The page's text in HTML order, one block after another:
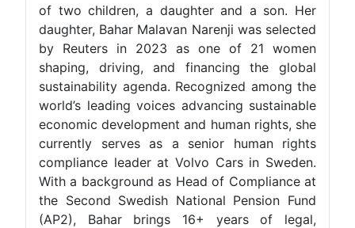
of two children, a daughter and a son. Her
daughter, Bahar Malavan Narenji was selected
by Reuters in 2023 as one of 21 women
shaping, driving, and financing the global
sustainability agenda. Recognized among the
world’s leading voices advancing sustainable
economic development and human rights, she
currently serves as a senior human rights
compliance leader at Volvo Cars in Sweden.
With a background as Head of Compliance at
the Second Swedish National Pension Fund
(AP2), Bahar brings 16+ years of legal,